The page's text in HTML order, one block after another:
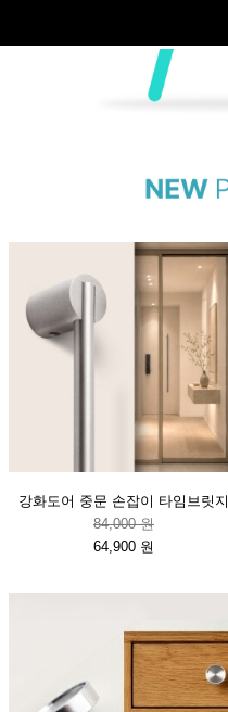
강화도어 중문 손잡이 타임브릿지
84,000 원
64,900 원